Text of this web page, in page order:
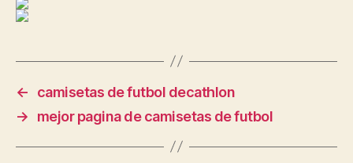
←
camisetas de futbol decathlon
→
mejor pagina de camisetas de futbol